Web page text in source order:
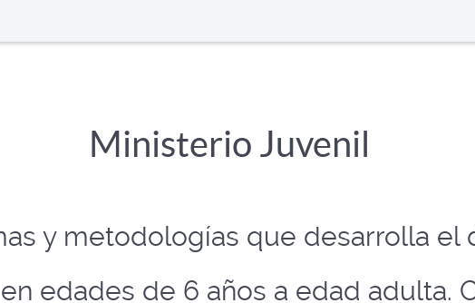
Ministerio Juvenil
y metodologías que desarrolla el
edades de 6 años a edad adulta.